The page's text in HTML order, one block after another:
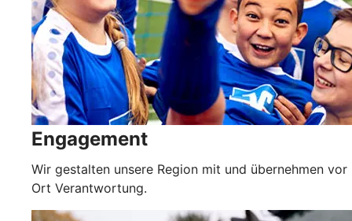
Engagement
Wir gestalten unsere Region mit und übernehmen vor
Ort Verantwortung.